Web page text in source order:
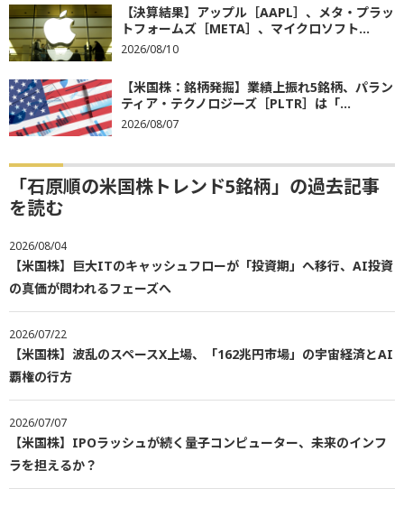
【決算結果】アップル［AAPL］、メタ・プラッ
トフォームズ［META］、マイクロソフト...
2026/08/10
【米国株：銘柄発掘】業績上振れ5銘柄、パラン
ティア・テクノロジーズ［PLTR］は「...
2026/08/07
「石原順の米国株トレンド5銘柄」の過去記事
を読む
2026/08/04
【米国株】巨大ITのキャッシュフローが「投資期」へ移行、AI投資
の真価が問われるフェーズへ
2026/07/22
【米国株】波乱のスペースX上場、「162兆円市場」の宇宙経済とAI
覇権の行方
2026/07/07
【米国株】IPOラッシュが続く量子コンピューター、未来のインフ
ラを担えるか？